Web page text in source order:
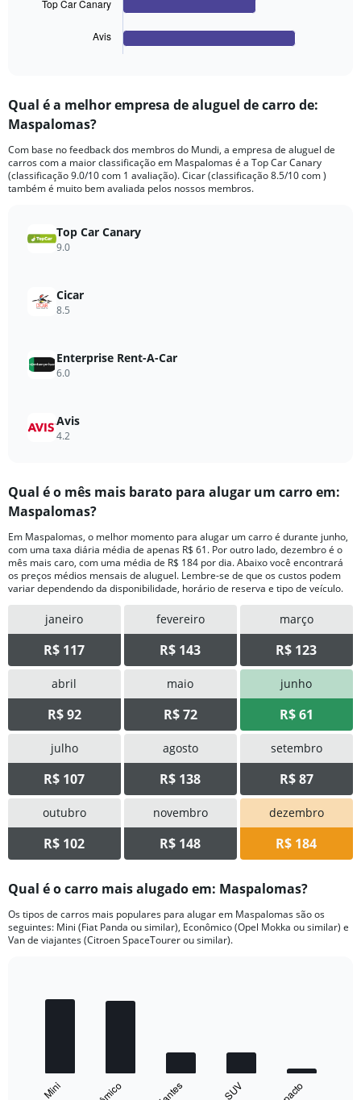
Range:
4
The
chart
has
axis
displaying
Top Car Canary
Avis
Qual é a melhor empresa de aluguel de carro de:
Maspalomas?
Com base no feedback dos membros do Mundi, a empresa de aluguel de
carros com a maior classificação em Maspalomas é a Top Car Canary
(classificação 9.0/10 com 1 avaliação). Cicar (classificação 8.5/10 com )
também é muito bem avaliada pelos nossos membros.
Top Car Canary
9.0
Cicar
8.5
Enterprise Rent-A-Car
6.0
Avis
4.2
Qual ​é o mês mais barato para alugar um carro em:
Maspalomas?
Em Maspalomas, o melhor momento para alugar um carro é durante junho,
com uma taxa diária média de apenas R$ 61. Por outro lado, dezembro é o
mês mais caro, com uma média de R$ 184 por dia. Abaixo você encontrará
os preços médios mensais de aluguel. Lembre-se de que os custos podem
variar dependendo da disponibilidade, horário de reserva e tipo de veículo.
janeiro
R$ 117
fevereiro
R$ 143
março
R$ 123
abril
R$ 92
maio
R$ 72
junho
R$ 61
julho
R$ 107
agosto
R$ 138
setembro
R$ 87
outubro
R$ 102
novembro
R$ 148
dezembro
R$ 184
Qual é o carro mais alugado em: Maspalomas?
Os tipos de carros mais populares para alugar em Maspalomas são os
seguintes: Mini (Fiat Panda ou similar), Econômico (Opel Mokka ou similar) e
Van de viajantes (Citroen SpaceTourer ou similar).
chart
chart
graphic.
Mini SUV